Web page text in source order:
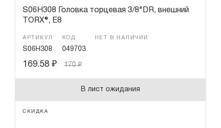
S06H308 Головка торцевая 3/8"DR, внешний
TORX®, Е8
АРТИКУЛ
S06H308
КОД
049703
НЕТ В НАЛИЧИИ
169.58 ₽ 170₽
В лист ожидания
СКИДКА